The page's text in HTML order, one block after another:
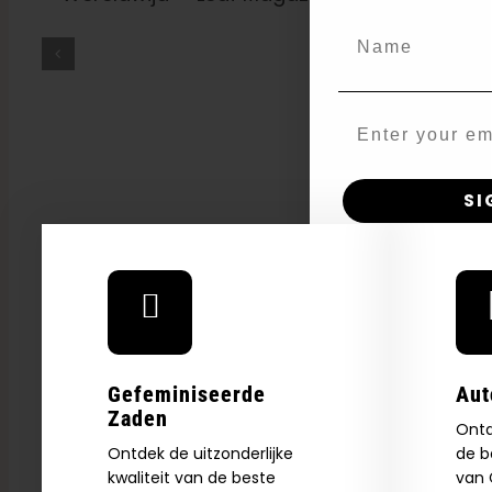
‘dieetwiet’, Energie En
High Worden — VICE
Gefeminiseerde
Zaden
Ontdek de uitzonderlijke
kwaliteit van de beste
de
van